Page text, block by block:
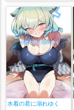
水着の君に溺れゆく